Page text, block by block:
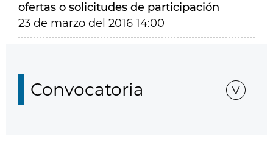
ofertas o solicitudes de participación
23 de marzo del 2016 14:00
Convocatoria